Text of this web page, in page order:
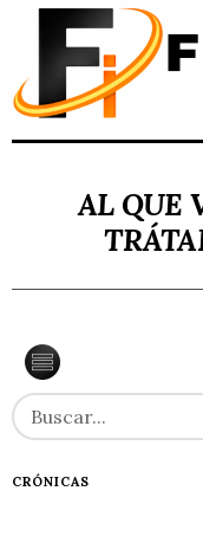
AL QUE
CRÓNICAS